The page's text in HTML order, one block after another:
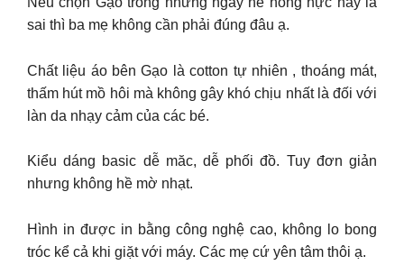
sai thì ba mẹ không cần phải đúng đâu ạ.
Chất liệu áo bên Gạo là cotton tự nhiên , thoáng mát,
thấm hút mồ hôi mà không gây khó chịu nhất là đối với
làn da nhạy cảm của các bé.
Kiểu dáng basic dễ măc, dễ phối đồ. Tuy đơn giản
nhưng không hề mờ nhạt.
Hình in được in bằng công nghệ cao, không lo bong
tróc kể cả khi giặt với máy. Các mẹ cứ yên tâm thôi ạ.